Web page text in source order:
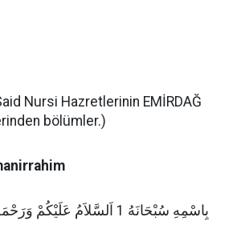
Nursi Hazretlerinin EMİRDAĞ
bölümler.)
بِاسْمِهِ سُبْحَانَهُ 1 اَلسَّلاَمُ